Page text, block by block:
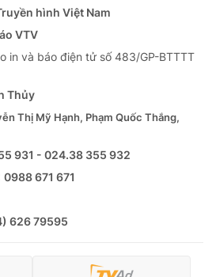
lai
hình Việt Nam
VTV
in và báo điện tử số 483/GP-BTTTT
Thủy
Thị Mỹ Hạnh, Phạm Quốc Thắng,
931 - 024.38 355 932
0988 671 671
626 79595